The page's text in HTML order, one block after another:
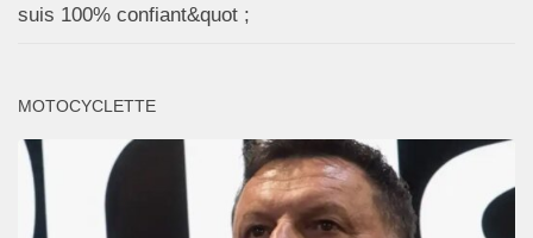
suis 100% confiant&quot ;
MOTOCYCLETTE